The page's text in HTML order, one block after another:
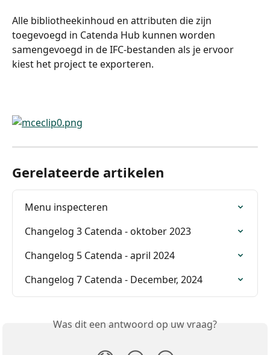
Alle bibliotheekinhoud en attributen die zijn
toegevoegd in Catenda Hub kunnen worden
samengevoegd in de IFC-bestanden als je ervoor
kiest het project te exporteren.
Gerelateerde artikelen
Menu inspecteren
Changelog 3 Catenda - oktober 2023
Changelog 5 Catenda - april 2024
Changelog 7 Catenda - December, 2024
Was dit een antwoord op uw vraag?